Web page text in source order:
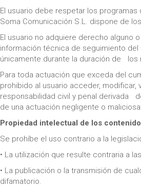
El usuario debe respetar los
Soma Comunicación S.L. dispone de
El usuario no adquiere derecho
información técnica de seguimiento
únicamente durante la duración de los
Para toda actuación que exceda del
prohibido al usuario acceder,
responsabilidad civil y penal derivada
de una actuación negligente o
Propiedad intelectual de los
Se prohíbe el uso contrario a la
• La utilización que resulte contraria a
• La publicación o la transmisión de
difamatorio.